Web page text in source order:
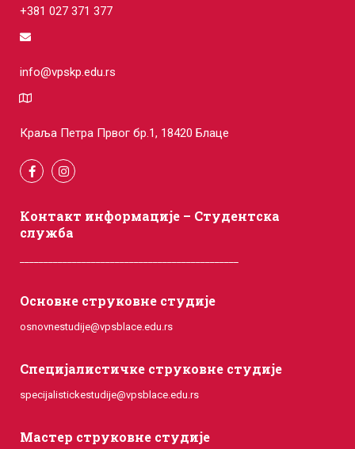
+381 027 371 377
info@vpskp.edu.rs
Краља Петра Првог бр.1, 18420 Блаце
Контакт информације – Студентска
служба
Основне струковне студије
osnovnestudije@vpsblace.edu.rs
Специјалистичке струковне студије
specijalistickestudije@vpsblace.edu.rs
Мастер струковне студије